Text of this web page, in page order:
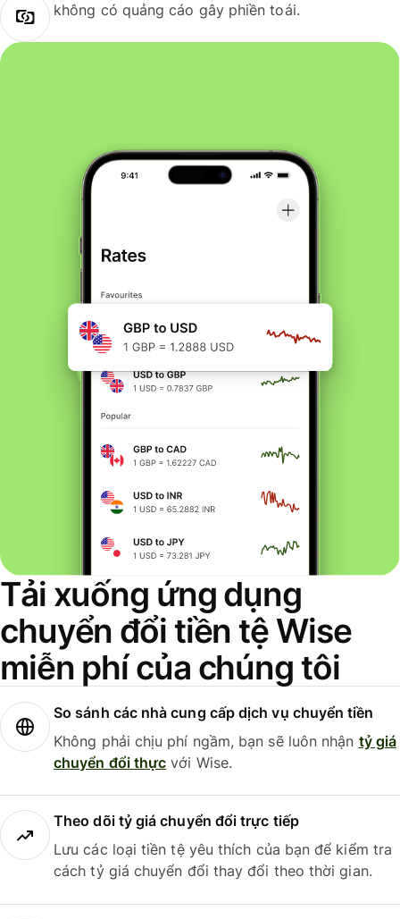
không có quảng cáo gây phiền toái.
Tải xuống ứng dụng
chuyển đổi tiền tệ Wise
miễn phí của chúng tôi
So sánh các nhà cung cấp dịch vụ chuyển tiền
Không phải chịu phí ngầm, bạn sẽ luôn nhận tỷ giá
chuyển đổi thực với Wise.
Theo dõi tỷ giá chuyển đổi trực tiếp
Lưu các loại tiền tệ yêu thích của bạn để kiểm tra
cách tỷ giá chuyển đổi thay đổi theo thời gian.